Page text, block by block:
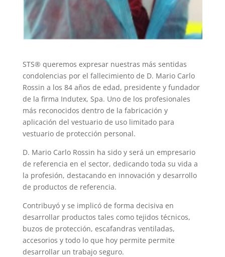
STS® queremos expresar nuestras más sentidas
condolencias por el fallecimiento de D. Mario Carlo
Rossin a los 84 años de edad, presidente y fundador
de la firma Indutex, Spa. Uno de los profesionales
más reconocidos dentro de la fabricación y
aplicación del vestuario de uso limitado para
vestuario de protección personal.
D. Mario Carlo Rossin ha sido y será un empresario
de referencia en el sector, dedicando toda su vida a
la profesión, destacando en innovación y desarrollo
de productos de referencia.
Contribuyó y se implicó de forma decisiva en
desarrollar productos tales como tejidos técnicos,
buzos de protección, escafandras ventiladas,
accesorios y todo lo que hoy permite permite
desarrollar un trabajo seguro.